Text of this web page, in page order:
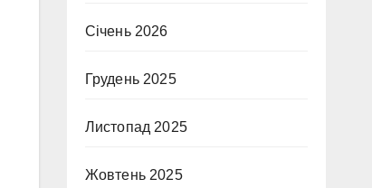
Січень 2026
Грудень 2025
Листопад 2025
Жовтень 2025